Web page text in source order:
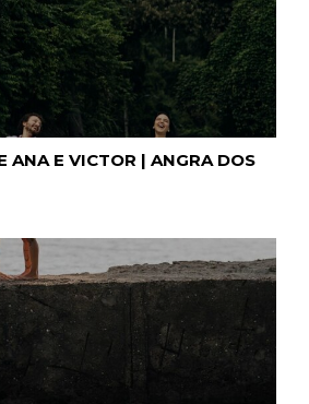
ANA E VICTOR | ANGRA DOS